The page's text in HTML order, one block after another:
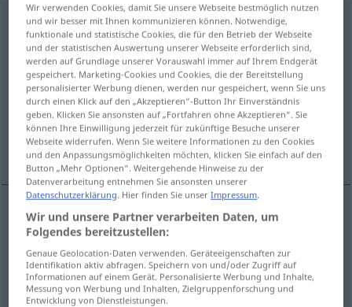
effervescence [efɛʀvesɑ̃s]f
Übersicht aller Übersetzungen
(Für mehr Details die Übersetzung anklicken/antippen)
Aufbrausen, Aufwallen
Weitere Beispiele...
Aufbrausenn effervescence
Aufwallenn effervescence CHIM
Wir verwenden Cookies, damit Sie unsere Webseite bestmöglich nutzen
und wir besser mit Ihnen kommunizieren können. Notwendige,
funktionale und statistische Cookies, die für den Betrieb der Webseite
und der statistischen Auswertung unserer Webseite erforderlich sind,
werden auf Grundlage unserer Vorauswahl immer auf Ihrem Endgerät
gespeichert. Marketing-Cookies und Cookies, die der Bereitstellung
personalisierter Werbung dienen, werden nur gespeichert, wenn Sie uns
durch einen Klick auf den „Akzeptieren“-Button Ihr Einverständnis
geben. Klicken Sie ansonsten auf „Fortfahren ohne Akzeptieren“. Sie
können Ihre Einwilligung jederzeit für zukünftige Besuche unserer
Webseite widerrufen. Wenn Sie weitere Informationen zu den Cookies
und den Anpassungsmöglichkeiten möchten, klicken Sie einfach auf den
Button „Mehr Optionen“. Weitergehende Hinweise zu der
Datenverarbeitung entnehmen Sie ansonsten unserer
Datenschutzerklärung. Hier finden Sie unserImpressum.
Wir und unsere Partner verarbeiten Daten, um
Folgendes bereitzustellen:
Genaue Geolocation-Daten verwenden. Geräteeigenschaften zur
Identifikation aktiv abfragen. Speichern von und/oder Zugriff auf
Informationen auf einem Gerät. Personalisierte Werbung und Inhalte,
Messung von Werbung und Inhalten, Zielgruppenforschung und
Entwicklung von Dienstleistungen.